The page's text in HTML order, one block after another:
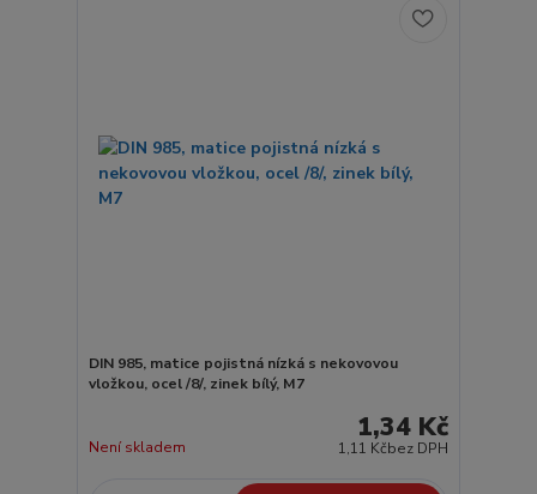
DIN 985, matice pojistná nízká s nekovovou
vložkou, ocel /8/, zinek bílý, M7
1,34 Kč
1,11 Kčbez DPH
Není skladem